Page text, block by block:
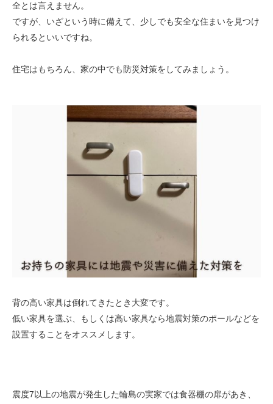
全とは言えません。
ですが、いざという時に備えて、少しでも安全な住まいを見つけ
られるといいですね。
住宅はもちろん、家の中でも防災対策をしてみましょう。
背の高い家具は倒れてきたとき大変です。
低い家具を選ぶ、もしくは高い家具なら地震対策のポールなどを
設置することをオススメします。
震度7以上の地震が発生した輪島の実家では食器棚の扉があき、